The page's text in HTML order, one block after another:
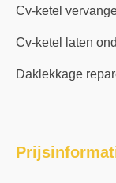
Cv-ketel
Cv-ketel laten
Daklekkage